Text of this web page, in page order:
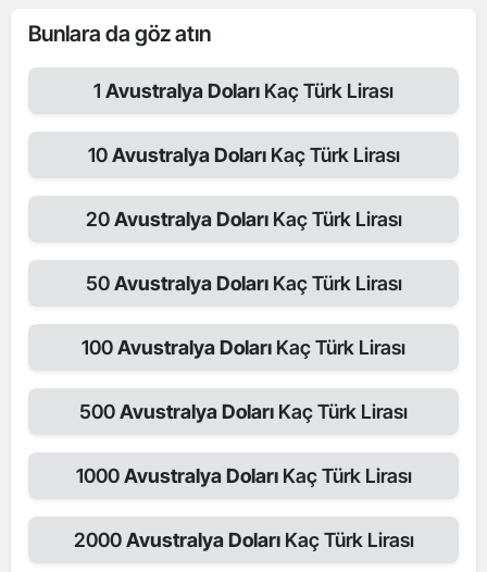
Bunlara da göz atın
1 Avustralya Doları Kaç Türk Lirası
10Avustralya DolarıKaç Türk Lirası
20Avustralya DolarıKaç Türk Lirası
50Avustralya DolarıKaç Türk Lirası
100Avustralya Doları Kaç Türk Lirası
500Avustralya Doları Kaç Türk Lirası
1000Avustralya DolarıKaç Türk Lirası
2000Avustralya DolarıKaç Türk Lirası